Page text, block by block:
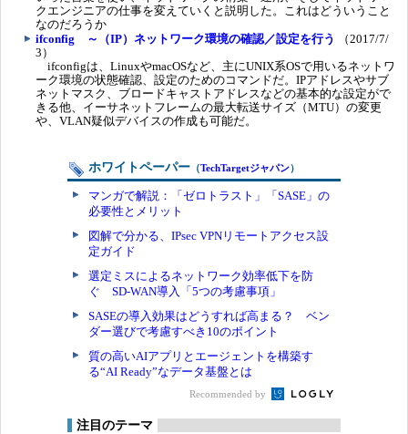
クエンジニアの仕事を変えていくと説明した。これはどういうこと
なのだろうか
ifconfig ～（IP）ネットワーク環境の確認／設定を行う
（2017/7/
3）
ifconfigは、LinuxやmacOSなど、主にUNIX系OSで用いるネットワ
ーク環境の状態確認、設定のためのコマンドだ。IPアドレスやサブ
ネットマスク、ブロードキャストアドレスなどの基本的な設定がで
きる他、イーサネットフレームの最大転送サイズ（MTU）の変更
や、VLAN疑似デバイスの作成も可能だ。
ホワイトペーパー （TechTargetジャパン）
マンガで解説：「ゼロトラスト」「SASE」の
必要性とメリット
図解で分かる、IPsec VPNリモートアクセス設
定ガイド
選定ミスによるネットワーク効率低下を防
ぐ SD-WAN導入「5つの考慮事項」
SASEの導入効果はどうすれば高まる？ ベン
ダー選びで考慮すべき10のポイント
質の高いAIアプリとエージェントを構築す
る“AI Ready”なデータ基盤とは
Recommended by
注目のテーマ